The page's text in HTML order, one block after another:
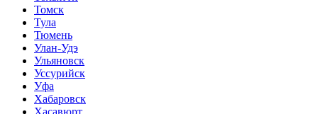
Томск
Тула
Тюмень
Улан-Удэ
Ульяновск
Уссурийск
Уфа
Хабаровск
Хасавюрт